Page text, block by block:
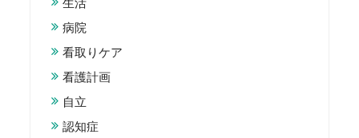
病院
看取りケア
看護計画
自立
認知症